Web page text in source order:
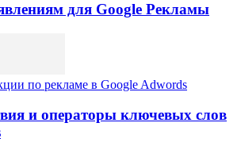
для Google Рекламы
по рекламе в Google Adwords
и операторы ключевых слов